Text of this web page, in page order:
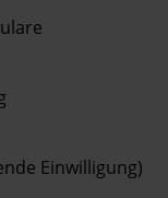
Einwilligung)